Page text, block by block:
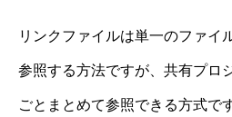
リンクファイルは単一のファイ
参照する方法ですが、共有プロ
ごとまとめて参照できる方式で